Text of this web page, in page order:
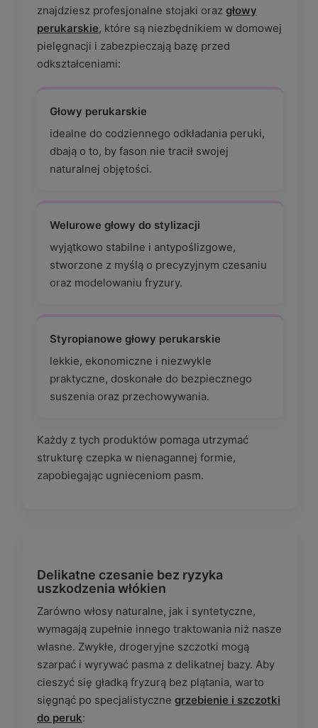
znajdziesz profesjonalne stojaki oraz głowy
perukarskie, które są niezbędnikiem w domowej
pielęgnacji i zabezpieczają bazę przed
odkształceniami:
Głowy perukarskie
idealne do codziennego odkładania peruki,
dbają o to, by fason nie tracił swojej
naturalnej objętości.
Welurowe głowy do stylizacji
wyjątkowo stabilne i antypoślizgowe,
stworzone z myślą o precyzyjnym czesaniu
oraz modelowaniu fryzury.
Styropianowe głowy perukarskie
lekkie, ekonomiczne i niezwykle
praktyczne, doskonałe do bezpiecznego
suszenia oraz przechowywania.
Każdy z tych produktów pomaga utrzymać
strukturę czepka w nienagannej formie,
zapobiegając ugnieceniom pasm.
Delikatne czesanie bez ryzyka
uszkodzenia włókien
Zarówno włosy naturalne, jak i syntetyczne,
wymagają zupełnie innego traktowania niż nasze
własne. Zwykłe, drogeryjne szczotki mogą
szarpać i wyrywać pasma z delikatnej bazy. Aby
cieszyć się gładką fryzurą bez plątania, warto
sięgnąć po specjalistyczne grzebienie i szczotki
do peruk: